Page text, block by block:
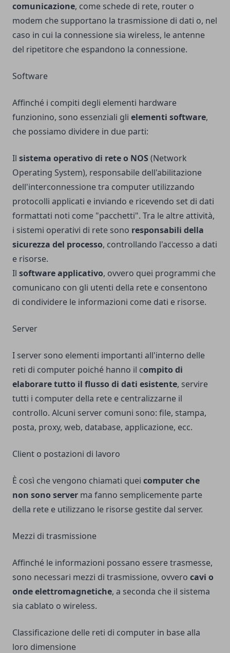
comunicazione, come schede di rete, router o
modem che supportano la trasmissione di dati o, nel
caso in cui la connessione sia wireless, le antenne
del ripetitore che espandono la connessione.
Software
Affinché i compiti degli elementi hardware
funzionino, sono essenziali gli elementi software,
che possiamo dividere in due parti:
Il sistema operativo di rete o NOS (Network
Operating System), responsabile dell'abilitazione
dell'interconnessione tra computer utilizzando
protocolli applicati e inviando e ricevendo set di dati
formattati noti come "pacchetti". Tra le altre attività,
i sistemi operativi di rete sono responsabili della
sicurezza del processo, controllando l'accesso a dati
e risorse.
Il software applicativo, ovvero quei programmi che
comunicano con gli utenti della rete e consentono
di condividere le informazioni come dati e risorse.
Server
I server sono elementi importanti all'interno delle
reti di computer poiché hanno il compito di
elaborare tutto il flusso di dati esistente, servire
tutti i computer della rete e centralizzarne il
controllo. Alcuni server comuni sono: file, stampa,
posta, proxy, web, database, applicazione, ecc.
Client o postazioni di lavoro
È così che vengono chiamati quei computer che
non sono server ma fanno semplicemente parte
della rete e utilizzano le risorse gestite dal server.
Mezzi di trasmissione
Affinché le informazioni possano essere trasmesse,
sono necessari mezzi di trasmissione, ovvero cavi o
onde elettromagnetiche, a seconda che il sistema
sia cablato o wireless.
Classificazione delle reti di computer in base alla
loro dimensione